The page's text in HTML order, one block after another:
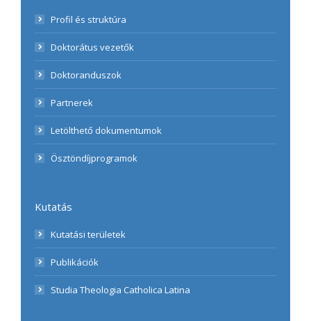
Profil és struktúra
Doktorátus vezetők
Doktoranduszok
Partnerek
Letölthető dokumentumok
Ösztöndíjprogramok
Kutatás
Kutatási területek
Publikációk
Studia Theologia Catholica Latina